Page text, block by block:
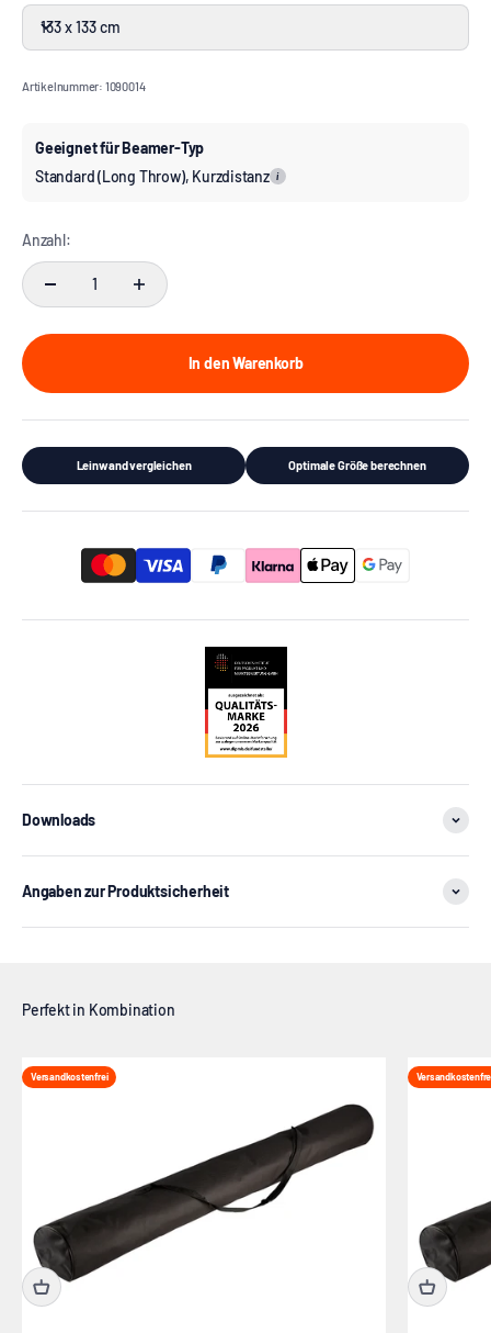
133 x 133 cm
Artikelnummer: 1090014
Geeignet für Beamer-Typ
Standard (Long Throw), Kurzdistanz i
Anzahl:
In den Warenkorb
Leinwand vergleichen Optimale Größe berechnen
Downloads
Angaben zur Produktsicherheit
Versandkostenfrei